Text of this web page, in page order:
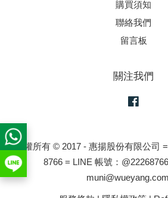
購買須知
聯絡我們
留言板
關注我們
版權所有 © 2017 - 惠揚股份有限公司
8766 = LINE 帳號：